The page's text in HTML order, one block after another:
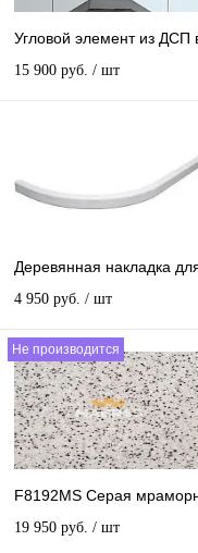
Угловой элемент из ДСП
15 900 руб. / шт
Деревянная накладка
4 950 руб. / шт
Не производится
F8192MS Серая
19 950 руб. / шт